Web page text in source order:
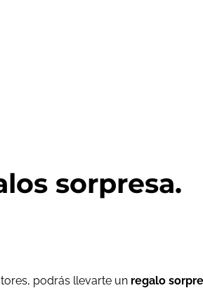
sorpresa.
podrás llevarte un regalo